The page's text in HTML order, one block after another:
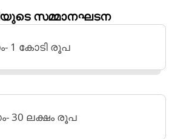
സമ്മാനഘടന
1 കോടി രൂപ
30 ലക്ഷം രൂപ